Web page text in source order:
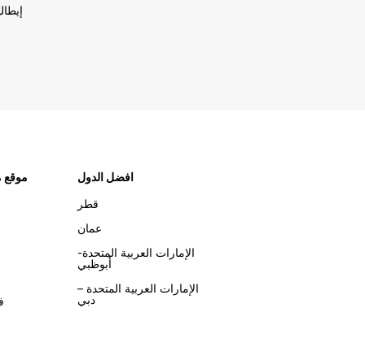
موقع
افضل الدول
قطر
عمان
الإمارات العربية المتحدة-
أبوظبي
الإمارات العربية المتحدة –
دبي